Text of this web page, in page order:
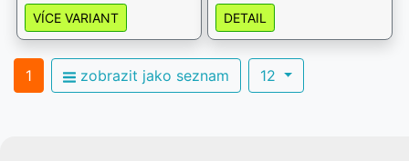
VÍCE VARIANT DETAIL
1 zobrazit jako seznam 12